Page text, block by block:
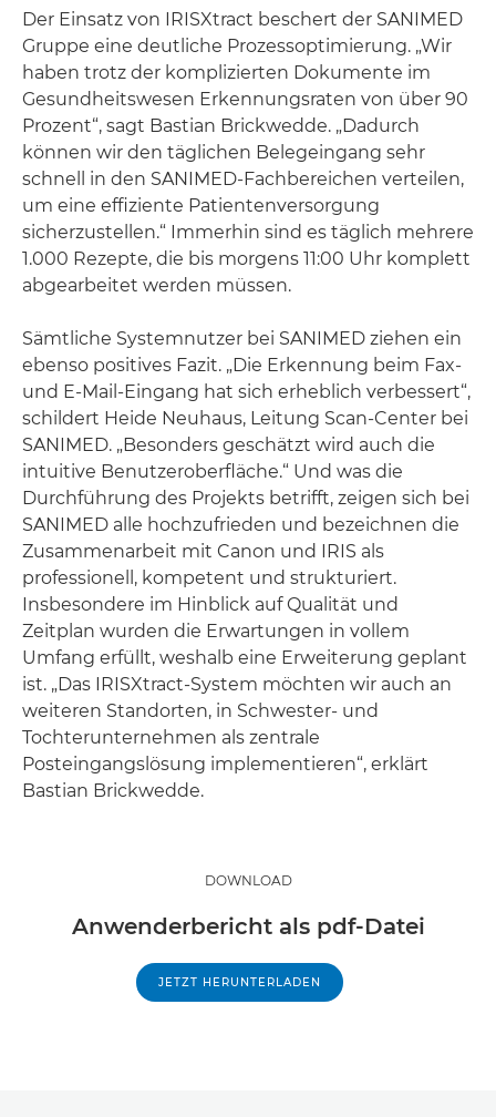
Der Einsatz von IRISXtract beschert der SANIMED
Gruppe eine deutliche Prozessoptimierung. „Wir
haben trotz der komplizierten Dokumente im
Gesundheitswesen Erkennungsraten von über 90
Prozent“, sagt Bastian Brickwedde. „Dadurch
können wir den täglichen Belegeingang sehr
schnell in den SANIMED-Fachbereichen verteilen,
um eine effiziente Patientenversorgung
sicherzustellen.“ Immerhin sind es täglich mehrere
1.000 Rezepte, die bis morgens 11:00 Uhr komplett
abgearbeitet werden müssen.
Sämtliche Systemnutzer bei SANIMED ziehen ein
ebenso positives Fazit. „Die Erkennung beim Fax-
und E-Mail-Eingang hat sich erheblich verbessert“,
schildert Heide Neuhaus, Leitung Scan-Center bei
SANIMED. „Besonders geschätzt wird auch die
intuitive Benutzeroberfläche.“ Und was die
Durchführung des Projekts betrifft, zeigen sich bei
SANIMED alle hochzufrieden und bezeichnen die
Zusammenarbeit mit Canon und IRIS als
professionell, kompetent und strukturiert.
Insbesondere im Hinblick auf Qualität und
Zeitplan wurden die Erwartungen in vollem
Umfang erfüllt, weshalb eine Erweiterung geplant
ist. „Das IRISXtract-System möchten wir auch an
weiteren Standorten, in Schwester- und
Tochterunternehmen als zentrale
Posteingangslösung implementieren“, erklärt
Bastian Brickwedde.
DOWNLOAD
Anwenderbericht als pdf-Datei
JETZT HERUNTERLADEN